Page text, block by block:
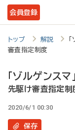
メ
イ
テ
ツ
会員登録
トップ 解説
審査指定制度
「ゾルゲンス
先駆け審査指定制
2020/6/1 00:30
保存